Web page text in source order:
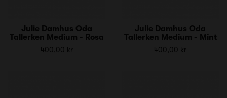
Julie Damhus Oda
Tallerken Medium - Rosa
400,00 kr
Julie Damhus Oda
Tallerken Medium - Mint
400,00 kr